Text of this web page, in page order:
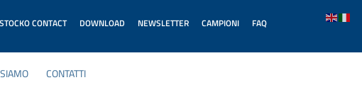
CONTACT DOWNLOAD NEWSLETTER CAMPIONI FAQ
CONTATTI